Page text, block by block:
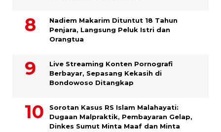
​Nadiem Makarim Dituntut 18 Tahun
Penjara, Langsung Peluk Istri dan
Orangtua
Live Streaming Konten Pornografi
Berbayar, Sepasang Kekasih di
Bondowoso Ditangkap
Sorotan Kasus RS Islam Malahayati:
Dugaan Malpraktik, Pembayaran Gelap,
Dinkes Sumut Minta Maaf dan Minta